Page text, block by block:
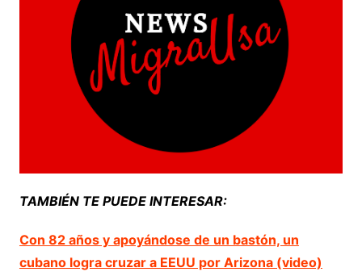
TAMBIÉN TE PUEDE INTERESAR:
Con 82 años y apoyándose de un bastón, un
cubano logra cruzar a EEUU por Arizona (video)